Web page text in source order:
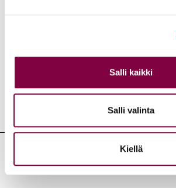
Salli kaikki
Salli valinta
Kiellä
Aiheet:
JAA:
Lisää artikkeleita